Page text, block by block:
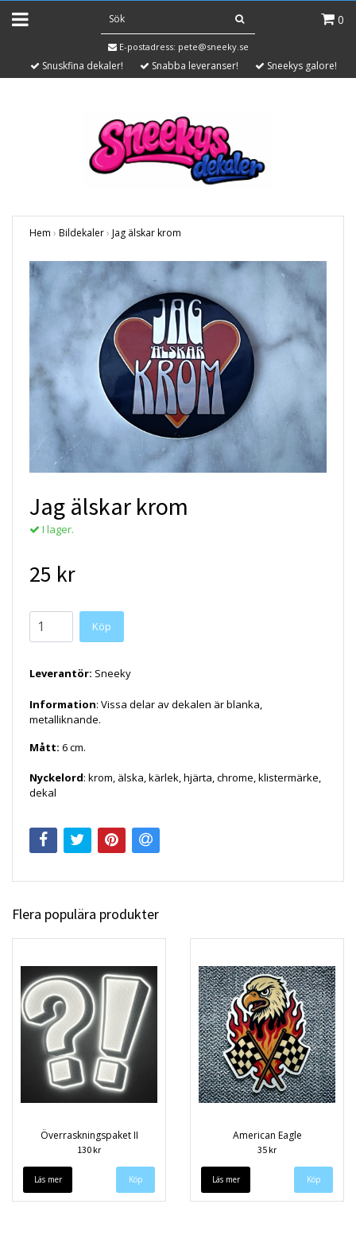
0
E-postadress: pete@sneeky.se
Snuskfina dekaler! Snabba leveranser! Sneekys galore!
Hem › Bildekaler› Jag älskar krom
Jag älskar krom
I lager.
25 kr
Köp
Leverantör: Sneeky
Information: Vissa delar av dekalen är blanka,
metalliknande.
Mått: 6 cm.
Nyckelord: krom, älska, kärlek, hjärta, chrome, klistermärke,
dekal
Flera populära produkter
Överraskningspaket II
130 kr
Läs mer
American Eagle
35 kr
Läs mer